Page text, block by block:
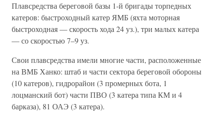
Плавсредства береговой базы 1-й бригады торпедных
катеров: быстроходный катер ЯМБ (яхта моторная
быстроходная — скорость хода 24 уз.), три малых катера
— со скоростью 7–9 уз.
Свои плавсредства имели многие части, расположенные
на ВМБ Ханко: штаб и части сектора береговой обороны
(10 катеров), гидрорайон (3 промерных бота, 1
лоцманский бот) части ПВО (3 катера типа КМ и 4
барказа), 81 ОАЭ (3 катера).